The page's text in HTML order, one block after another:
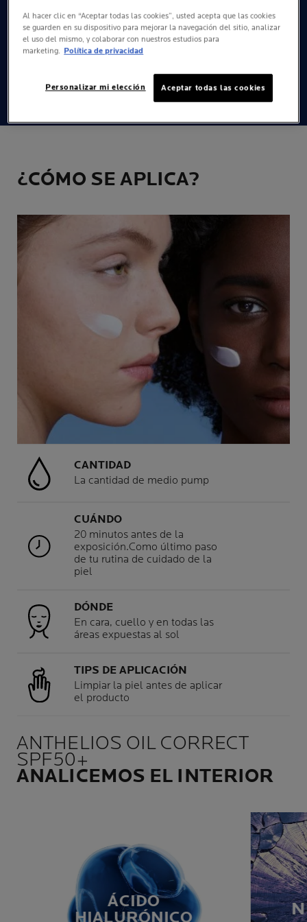
PROTECCIÓN
Con la tecnología CELLOX-B3 TECHTM con Mexoryl XL
diseñado para limitar el daño celular causado por los
rayos UVB/UVA, IR-A y la contaminación.
¿CÓMO SE APLICA?
CANTIDAD
La cantidad de medio pump
CUÁNDO
20 minutos antes de la
exposición.Como último paso
de tu rutina de cuidado de la
piel
DÓNDE
En cara, cuello y en todas las
áreas expuestas al sol
TIPS DE APLICACIÓN
Limpiar la piel antes de aplicar
el producto
ANTHELIOS OIL CORRECT
SPF50+
ANALICEMOS EL INTERIOR
ÁCIDO
HIALURÓNICO
Al hacer clic en “Aceptar todas las cookies”, usted acepta que las cookies
se guarden en su dispositivo para mejorar la navegación del sitio, analizar
el uso del mismo, y colaborar con nuestros estudios para
marketing. Política de privacidad
Aceptar todas las cookies
Personalizar mi elección